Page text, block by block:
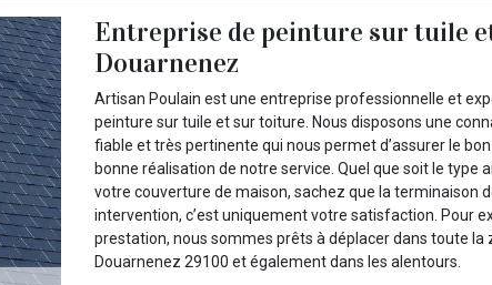
Entreprise de peinture sur tuile
Douarnenez
Artisan Poulain est une entreprise professionnelle et
peinture sur tuile et sur toiture. Nous disposons une
fiable et très pertinente qui nous permet d’assurer le
bonne réalisation de notre service. Quel que soit le type
votre couverture de maison, sachez que la terminaison
intervention, c’est uniquement votre satisfaction. Pour
prestation, nous sommes prêts à déplacer dans toute la
Douarnenez 29100 et également dans les alentours.